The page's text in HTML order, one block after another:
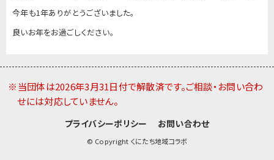
今年も1年ありがとうございました。
良いお年をお過ごしください。
※当団体は2026年3月31日付で解散済です。ご相談・お問い合わ
せには対応していません。
プライバシーポリシー お問い合わせ
© Copyright くにたち地域コラボ